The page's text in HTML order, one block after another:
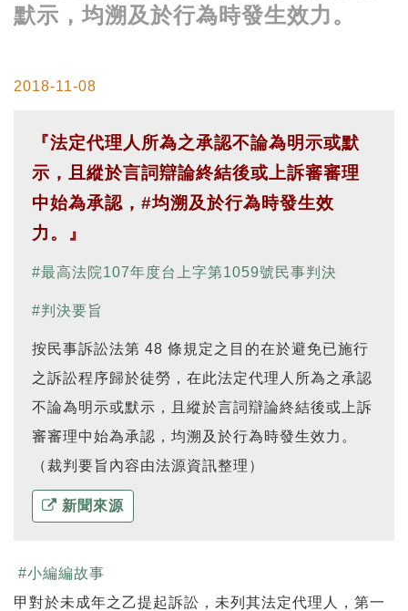
默示，均溯及於行為時發生效力。
2018-11-08
『法定代理人所為之承認不論為明示或默
示，且縱於言詞辯論終結後或上訴審審理
中始為承認， #均溯及於行為時發生效
力 。』
#最高法院107年度台上字第1059號民事判決
#判決要旨
按民事訴訟法第 48 條規定之目的在於避免已施行
之訴訟程序歸於徒勞，在此法定代理人所為之承認
不論為明示或默示，且縱於言詞辯論終結後或上訴
審審理中始為承認，均溯及於行為時發生效力。
（裁判要旨內容由法源資訊整理）
新聞來源
#小編編故事
甲對於未成年之乙提起訴訟，未列其法定代理人，第一